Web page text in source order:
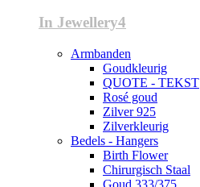
In Jewellery4
Armbanden
Goudkleurig
QUOTE - TEKST
Rosé goud
Zilver 925
Zilverkleurig
Bedels - Hangers
Birth Flower
Chirurgisch Staal
Goud 333/375